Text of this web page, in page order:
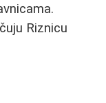
Riznicu